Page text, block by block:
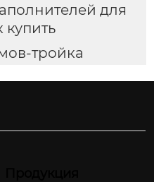
для
тройка